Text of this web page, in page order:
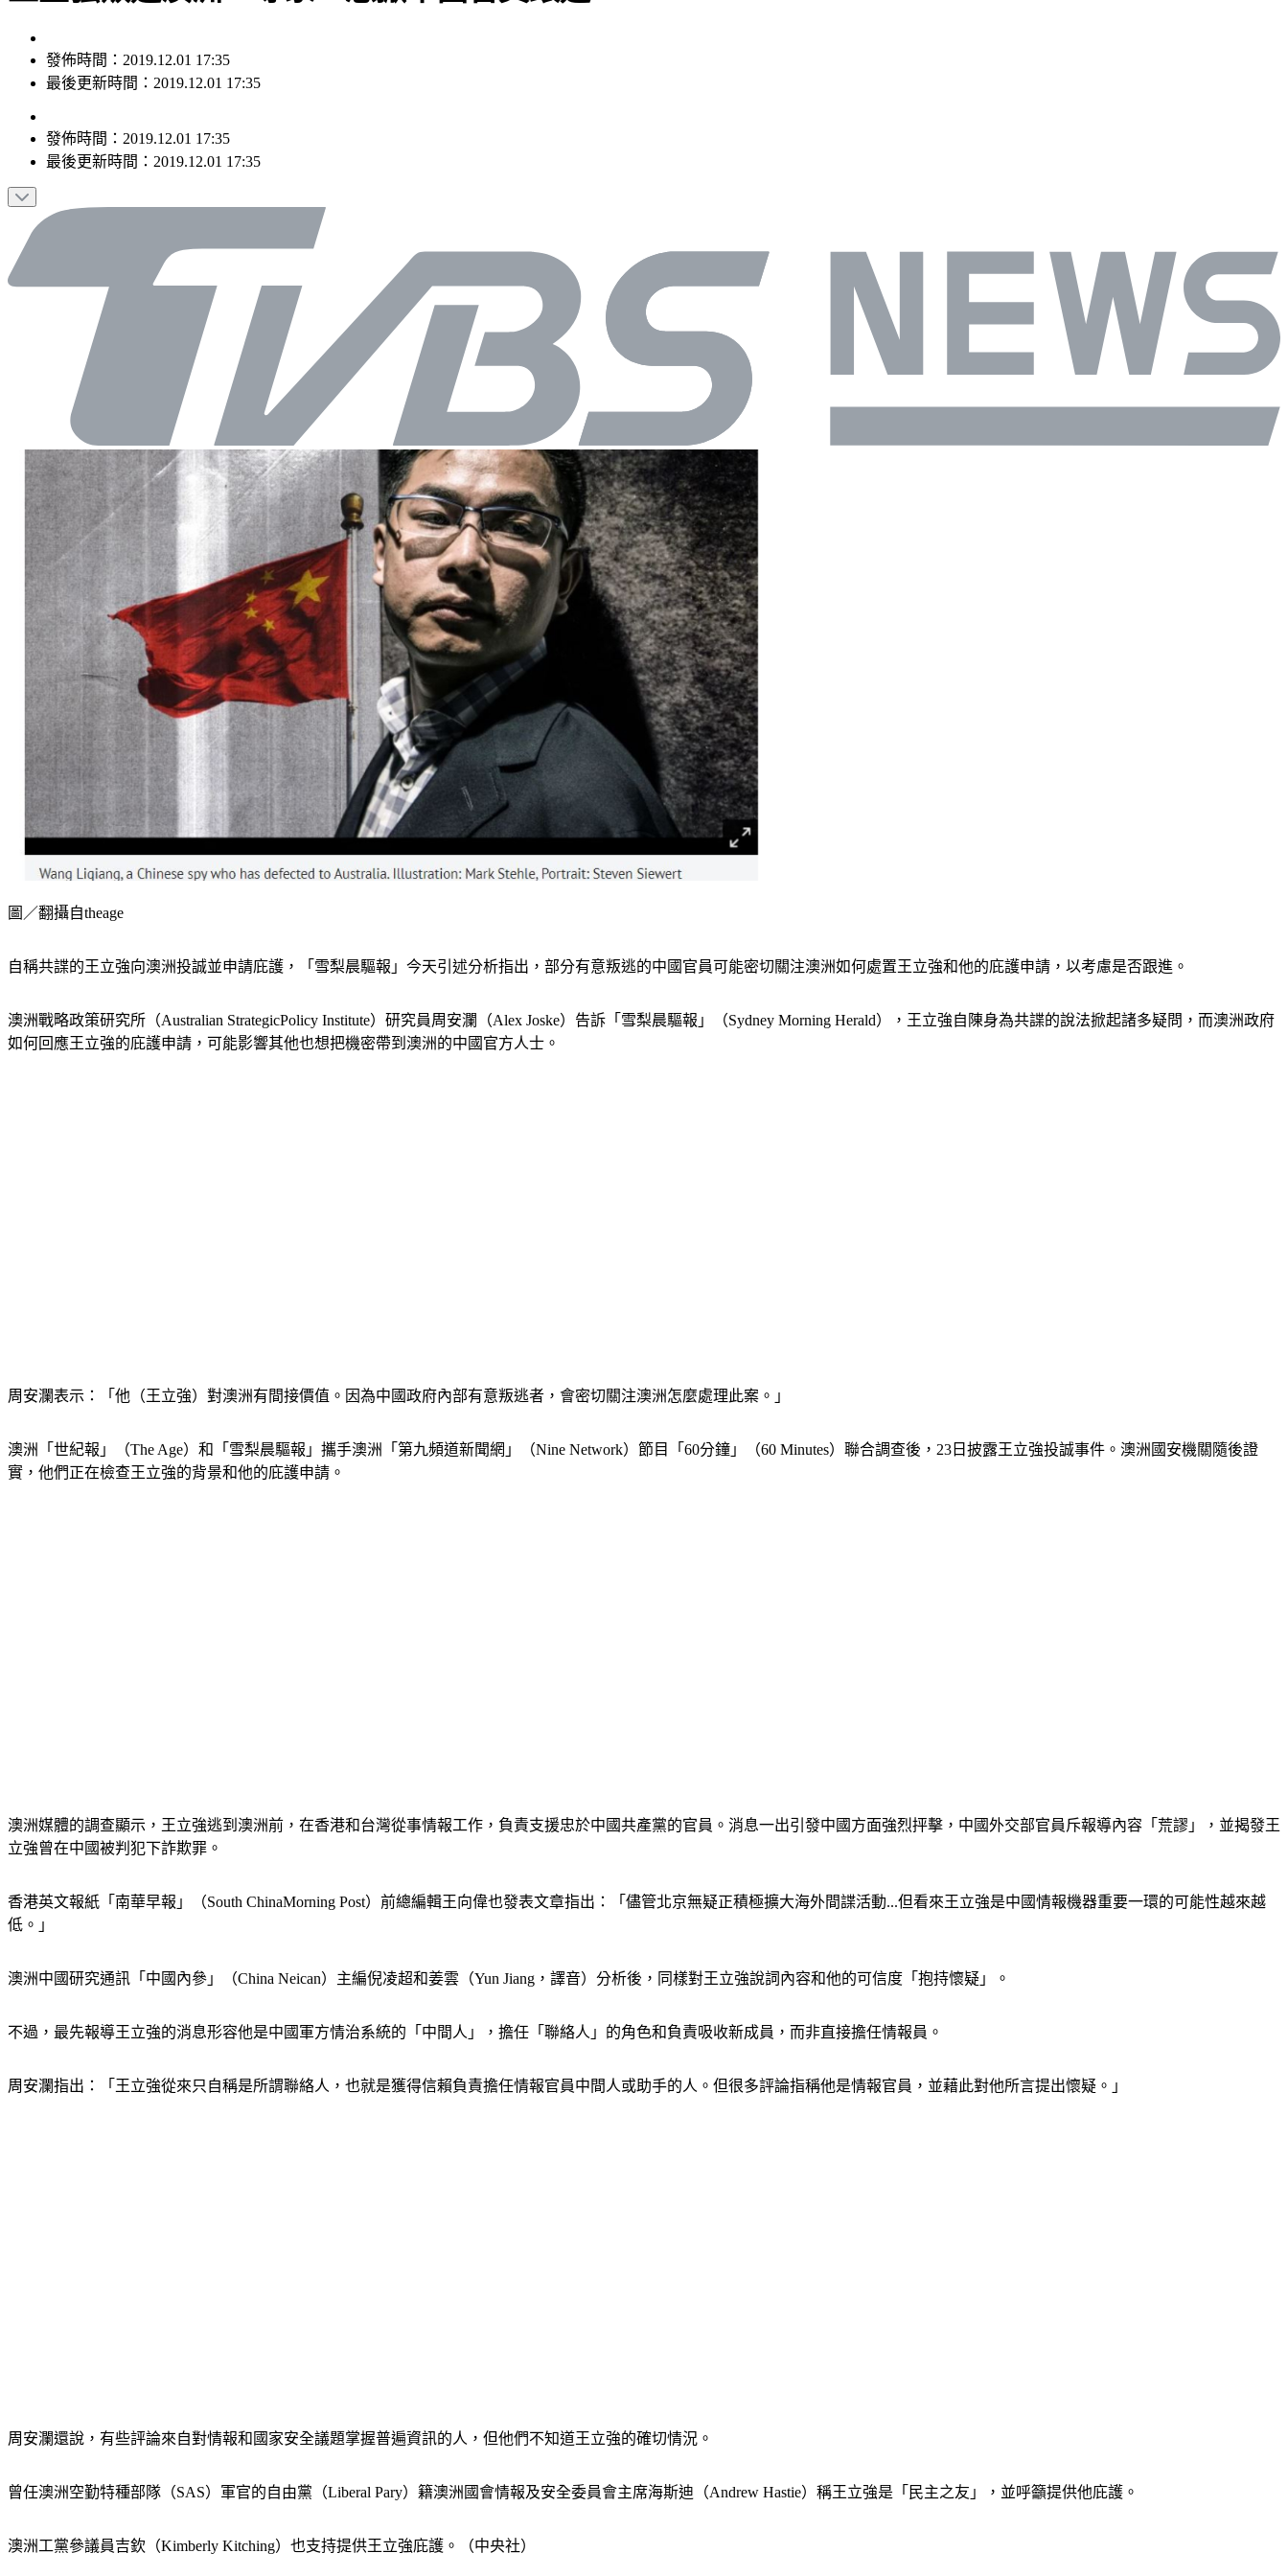
發佈時間：2019.12.01 17:35
最後更新時間：2019.12.01 17:35
發佈時間： 2019.12.01 17:35
最後更新時間： 2019.12.01 17:35
圖／翻攝自theage
自稱共諜的王立強向澳洲投誠並申請庇護，「雪梨晨驅報」今天引述分析指出，部分有意叛逃的中國官員可能密切關注澳洲如何處置王立強和他的庇護申請，以考慮是否跟進。
澳洲戰略政策研究所（Australian StrategicPolicy Institute）研究員周安瀾（Alex Joske）告訴「雪梨晨驅報」（Sydney Morning Herald），王立強自陳身為共諜的說法掀起諸多疑問，而澳洲政府
如何回應王立強的庇護申請，可能影響其他也想把機密帶到澳洲的中國官方人士。
周安瀾表示：「他（王立強）對澳洲有間接價值。因為中國政府內部有意叛逃者，會密切關注澳洲怎麼處理此案。」
澳洲「世紀報」（The Age）和「雪梨晨驅報」攜手澳洲「第九頻道新聞網」（Nine Network）節目「60分鐘」（60 Minutes）聯合調查後，23日披露王立強投誠事件。澳洲國安機關隨後證
實，他們正在檢查王立強的背景和他的庇護申請。
澳洲媒體的調查顯示，王立強逃到澳洲前，在香港和台灣從事情報工作，負責支援忠於中國共產黨的官員。消息一出引發中國方面強烈抨擊，中國外交部官員斥報導內容「荒謬」，並揭發王
立強曾在中國被判犯下詐欺罪。
香港英文報紙「南華早報」（South ChinaMorning Post）前總編輯王向偉也發表文章指出：「儘管北京無疑正積極擴大海外間諜活動...但看來王立強是中國情報機器重要一環的可能性越來越
低。」
澳洲中國研究通訊「中國內參」（China Neican）主編倪凌超和姜雲（Yun Jiang，譯音）分析後，同樣對王立強說詞內容和他的可信度「抱持懷疑」。
不過，最先報導王立強的消息形容他是中國軍方情治系統的「中間人」，擔任「聯絡人」的角色和負責吸收新成員，而非直接擔任情報員。
周安瀾指出：「王立強從來只自稱是所謂聯絡人，也就是獲得信賴負責擔任情報官員中間人或助手的人。但很多評論指稱他是情報官員，並藉此對他所言提出懷疑。」
周安瀾還說，有些評論來自對情報和國家安全議題掌握普遍資訊的人，但他們不知道王立強的確切情況。
曾任澳洲空勤特種部隊（SAS）軍官的自由黨（Liberal Pary）籍澳洲國會情報及安全委員會主席海斯迪（Andrew Hastie）稱王立強是「民主之友」，並呼籲提供他庇護。
澳洲工黨參議員吉欽（Kimberly Kitching）也支持提供王立強庇護。（中央社）